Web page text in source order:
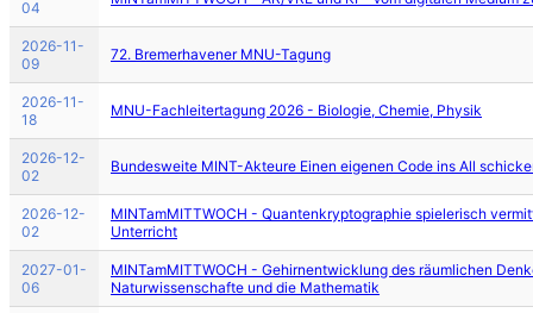
04
2026-11-
09
72. Bremerhavener MNU-Tagung
2026-11-
18
MNU-Fachleitertagung 2026 - Biologie, Chemie, Physik
2026-12-
02
Bundesweite MINT-Akteure Einen eigenen Code ins All
2026-12-
02
MINTamMITTWOCH - Quantenkryptographie spielerisch
Unterricht
2027-01-
06
MINTamMITTWOCH - Gehirnentwicklung des räumlichen
Naturwissenschafte und die Mathematik